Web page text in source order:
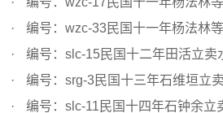
编号：wzc-33民国十一年杨法林
编号：slc-15民国十二年田活立卖
编号：srg-3民国十三年石维垣立
编号：slc-11民国十四年石钟余立